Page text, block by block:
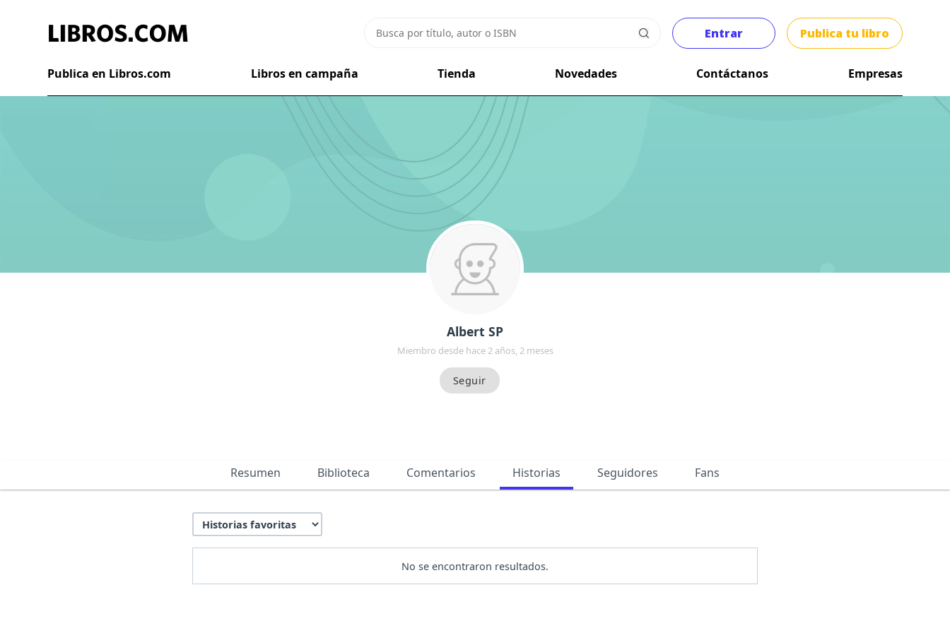
Entrar Publica tu libro
Publica en Libros.com Libros en campaña Tienda Novedades Contáctanos Empresas
Albert SP
Miembro desde hace 2 años, 2 meses
Resumen Biblioteca Comentarios Historias Seguidores Fans
No se encontraron resultados.